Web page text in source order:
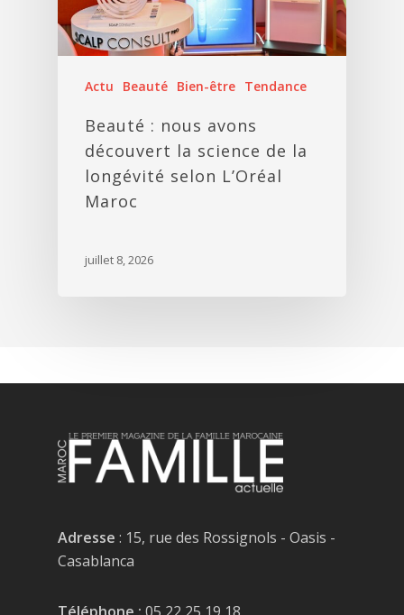
Actu Beauté Bien-être Tendance
Beauté : nous avons
découvert la science de la
longévité selon L’Oréal
Maroc
juillet 8, 2026
Adresse : 15, rue des Rossignols - Oasis -
Casablanca